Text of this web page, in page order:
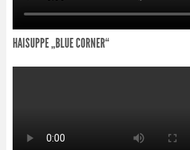
HAISUPPE „BLUE CORNER“